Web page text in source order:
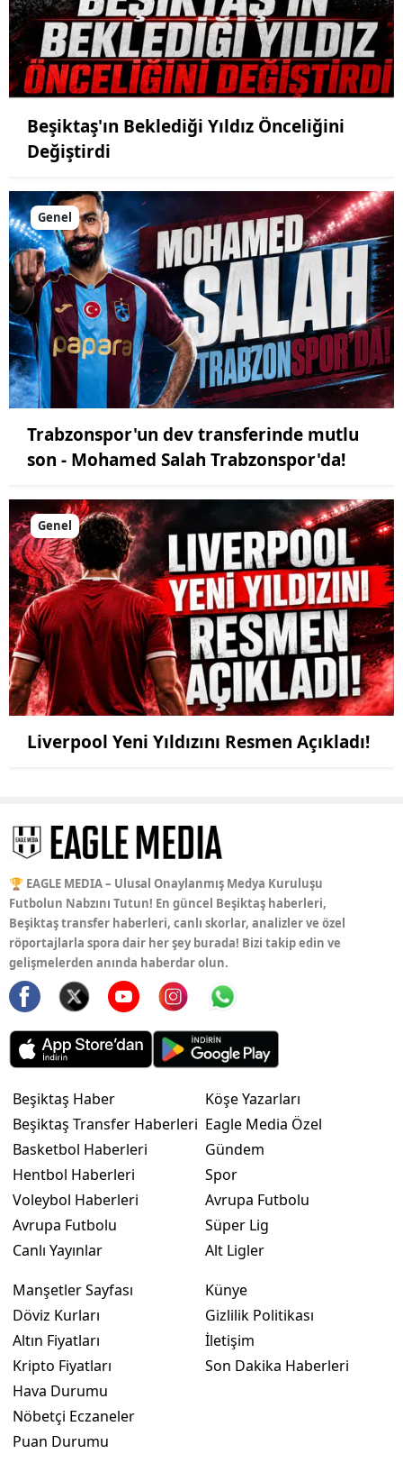
Beşiktaş'ın Beklediği Yıldız Önceliğini
Değiştirdi
Genel
Trabzonspor'un dev transferinde mutlu
son - Mohamed Salah Trabzonspor'da!
Genel
Liverpool Yeni Yıldızını Resmen Açıkladı!
🏆 EAGLE MEDIA – Ulusal Onaylanmış Medya Kuruluşu
Futbolun Nabzını Tutun! En güncel Beşiktaş haberleri,
Beşiktaş transfer haberleri, canlı skorlar, analizler ve özel
röportajlarla spora dair her şey burada! Bizi takip edin ve
gelişmelerden anında haberdar olun.
Beşiktaş Haber
Beşiktaş Transfer Haberleri
Basketbol Haberleri
Hentbol Haberleri
Voleybol Haberleri
Avrupa Futbolu
Canlı Yayınlar
Köşe Yazarları
Eagle Media Özel
Gündem
Spor
Avrupa Futbolu
Süper Lig
Alt Ligler
Manşetler Sayfası
Döviz Kurları
Altın Fiyatları
Kripto Fiyatları
Hava Durumu
Nöbetçi Eczaneler
Puan Durumu
Künye
Gizlilik Politikası
İletişim
Son Dakika Haberleri